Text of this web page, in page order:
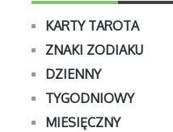
KARTY TAROTA
ZNAKI ZODIAKU
DZIENNY
TYGODNIOWY
MIESIĘCZNY